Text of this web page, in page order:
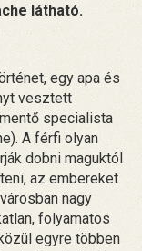
látható.
egy apa és
vesztett
specialista
A férfi olyan
dobni maguktól
az embereket
nagy
folyamatos
egyre többen